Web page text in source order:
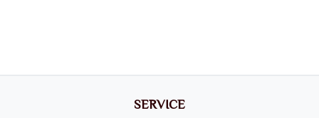
SERVICE